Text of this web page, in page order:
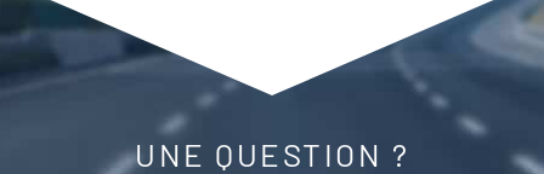
UNE QUESTION ?